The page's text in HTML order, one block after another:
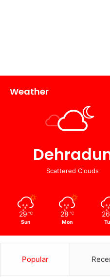
Weather
Scattered Clouds
29 ℃
Sun
28 ℃
Mon
26
Popular